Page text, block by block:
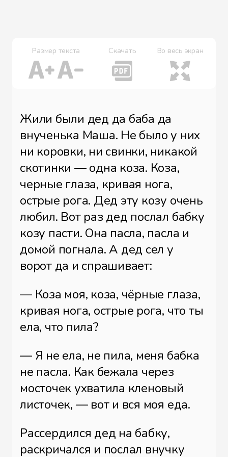
Размер текста Скачать Во весь экран
Жили были дед да баба да
внученька Маша. Не было у них
ни коровки, ни свинки, никакой
скотинки — одна коза. Коза,
черные глаза, кривая нога,
острые рога. Дед эту козу очень
любил. Вот раз дед послал бабку
козу пасти. Она пасла, пасла и
домой погнала. А дед сел у
ворот да и спрашивает:
— Коза моя, коза, чёрные глаза,
кривая нога, острые рога, что ты
ела, что пила?
— Я не ела, не пила, меня бабка
не пасла. Как бежала через
мосточек ухватила кленовый
листочек, — вот и вся моя еда.
Рассердился дед на бабку,
раскричался и послал внучку